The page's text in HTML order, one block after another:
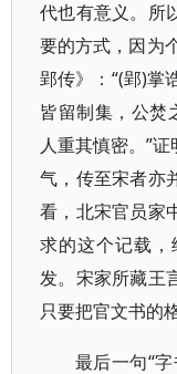
代也有意义。所
要的方式，因为
郢传》：“(郢)掌
皆留制集，公焚
人重其慎密。”
气，传至宋者亦
看，北宋官员家
求的这个记载
发。宋家所藏王
只要把官文书的
最后一句“